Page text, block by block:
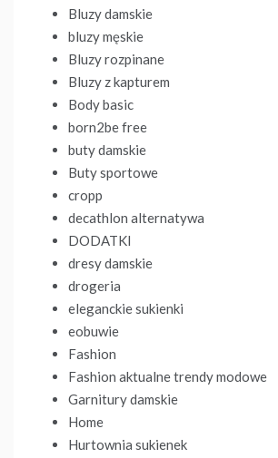
Bluzy damskie
bluzy męskie
Bluzy rozpinane
Bluzy z kapturem
Body basic
born2be free
buty damskie
Buty sportowe
cropp
decathlon alternatywa
DODATKI
dresy damskie
drogeria
eleganckie sukienki
eobuwie
Fashion
Fashion aktualne trendy modowe
Garnitury damskie
Home
Hurtownia sukienek